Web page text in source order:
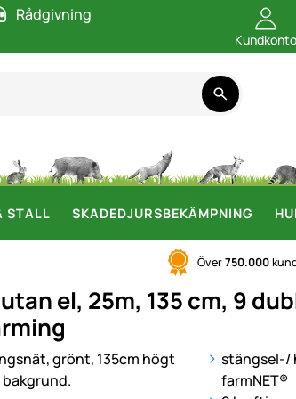
Rådgivning
Kundkonto
STALL SKADEDJURSBEKÄMPNING
Över750.000
el, 25m, 135 cm, 9
stängsel-/
farmNET®